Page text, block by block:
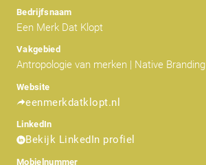
Bedrijfsnaam
Een Merk Dat Klopt
Vakgebied
Antropologie van merken | Native Branding
Website
eenmerkdatklopt.nl
LinkedIn
Bekijk LinkedIn profiel
Mobielnummer